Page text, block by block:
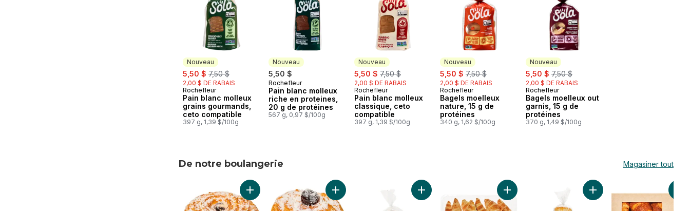
Nouveau
sale:
5,50 $ , formerly:
7,50 $
2,00 $ DE RABAIS
Nouveau
Rochefleur
Pain blanc molleux
grains gourmands,
ceto compatible
397 g, 1,39 $/100g
Nouveau
5,50 $
Nouveau
Rochefleur
Pain blanc molleux
riche en proteines,
20 g de protéines
567 g, 0,97 $/100g
Nouveau
sale:
5,50 $ , formerly:
7,50 $
2,00 $ DE RABAIS
Nouveau
Rochefleur
Pain blanc molleux
classique, ceto
compatible
397 g, 1,39 $/100g
Nouveau
sale:
5,50 $ , formerly:
7,50 $
2,00 $ DE RABAIS
Nouveau
Rochefleur
Bagels moelleux
nature, 15 g de
protéines
340 g, 1,62 $/100g
Nouveau
sale:
5,50 $ , formerly:
7,50 $
2,00 $ DE RABAIS
Nouveau
Rochefleur
Bagels moelleux out
garnis, 15 g de
protéines
370 g, 1,49 $/100g
De notre boulangerie Magasiner tout
sauter De notre boulangerie
Ajouter Zeppole (vendues à l'unité) au panierAjouter Mini Zeppole (vendues à l'unité) au panierAjouter Pain protéiné aux céréales variées (11g de protéines par portion) au
Ajouter Croissant au beurre, paquet de 12 au panier
Ajouter Bagels au cheddar